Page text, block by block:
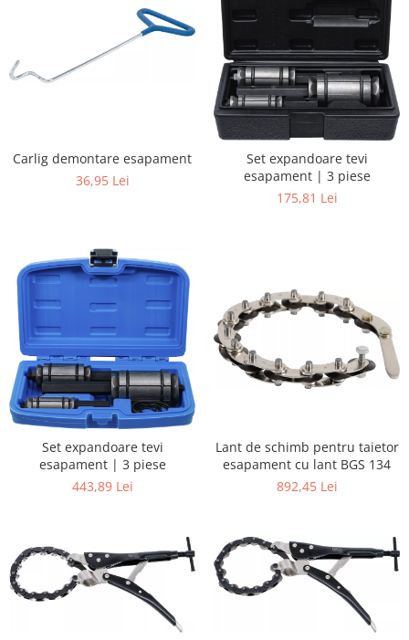
Carlig demontare esapament
36,95 Lei
Set expandoare tevi
esapament | 3 piese
175,81 Lei
Set expandoare tevi
esapament | 3 piese
443,89 Lei
Lant de schimb pentru taietor
esapament cu lant BGS 134
892,45 Lei